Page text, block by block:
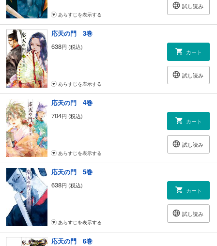
試し読み
あらすじを表示する
応天の門 3巻
638円 (税込)
カート
試し読み
あらすじを表示する
応天の門 4巻
704円 (税込)
カート
試し読み
あらすじを表示する
応天の門 5巻
638円 (税込)
カート
試し読み
あらすじを表示する
応天の門 6巻